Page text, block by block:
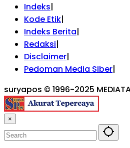
Indeks
Kode Etik
Indeks Berita
Redaksi
Disclaimer
Pedoman Media Siber
suryapos © 1996-2025
×